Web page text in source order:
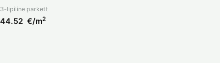
3-lipiline parkett
44.52 €/m2